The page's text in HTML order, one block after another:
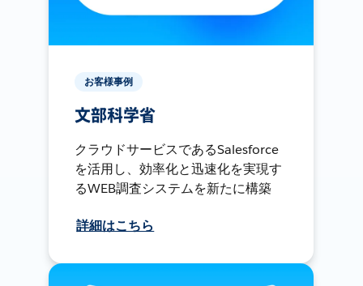
お客様事例
文部科学省
クラウドサービスであるSalesforce
を活用し、効率化と迅速化を実現す
るWEB調査システムを新たに構築
詳細はこちら